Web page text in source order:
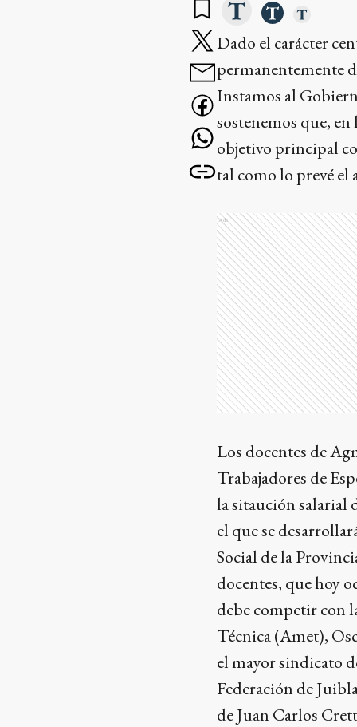
Dado el carácter
permanentemente
Instamos al
sostenemos que,
objetivo principal
tal como lo prevé
Ads
Los docentes de
Trabajadores de
la sitaución salarial
el que se
Social de la
docentes, que hoy
debe competir con
Técnica (Amet),
el mayor sindicato
Federación de
de Juan Carlos